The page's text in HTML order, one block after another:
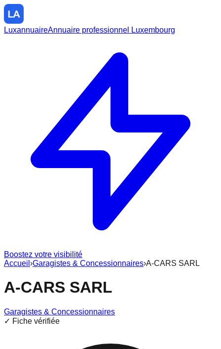
LuxannuaireAnnuaire professionnel Luxembourg
Boostez votre visibilité
Accueil ›Garagistes & Concessionnaires›A-CARS SARL
A-CARS SARL
Garagistes & Concessionnaires
✓ Fiche vérifiée